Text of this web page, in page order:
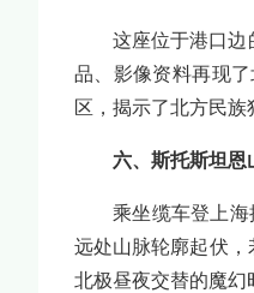
这座位于港口边
品、影像资料再现
区，揭示了北方民族
六、斯托斯坦恩
乘坐缆车登上
远处山脉轮廓起伏
北极昼夜交替的魔幻